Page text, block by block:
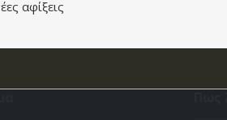
αφίξεις